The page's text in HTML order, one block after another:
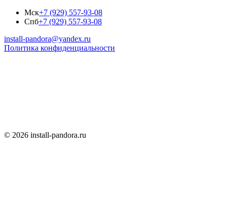
Мск+7 (929) 557-93-08
Спб+7 (929) 557-93-08
install-pandora@yandex.ru
Политика конфиденциальности
© 2026 install-pandora.ru